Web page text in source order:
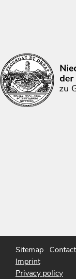
Sitemap Contact
Imprint
Privacy policy